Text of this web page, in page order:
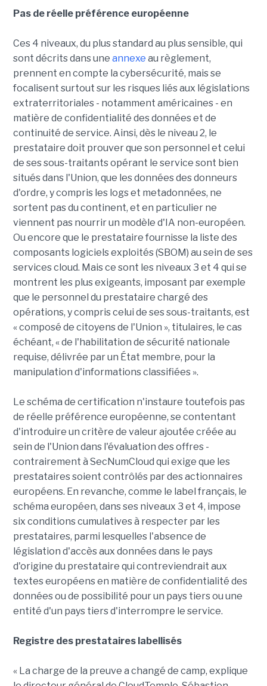
Pas de réelle préférence européenne
Ces 4 niveaux, du plus standard au plus sensible, qui
sont décrits dans une annexe au règlement,
prennent en compte la cybersécurité, mais se
focalisent surtout sur les risques liés aux législations
extraterritoriales - notamment américaines - en
matière de confidentialité des données et de
continuité de service. Ainsi, dès le niveau 2, le
prestataire doit prouver que son personnel et celui
de ses sous-traitants opérant le service sont bien
situés dans l'Union, que les données des donneurs
d'ordre, y compris les logs et metadonnées, ne
sortent pas du continent, et en particulier ne
viennent pas nourrir un modèle d'IA non-européen.
Ou encore que le prestataire fournisse la liste des
composants logiciels exploités (SBOM) au sein de ses
services cloud. Mais ce sont les niveaux 3 et 4 qui se
montrent les plus exigeants, imposant par exemple
que le personnel du prestataire chargé des
opérations, y compris celui de ses sous-traitants, est
« composé de citoyens de l'Union », titulaires, le cas
échéant, « de l'habilitation de sécurité nationale
requise, délivrée par un État membre, pour la
manipulation d'informations classifiées ».
Le schéma de certification n'instaure toutefois pas
de réelle préférence européenne, se contentant
d'introduire un critère de valeur ajoutée créée au
sein de l'Union dans l'évaluation des offres -
contrairement à SecNumCloud qui exige que les
prestataires soient contrôlés par des actionnaires
européens. En revanche, comme le label français, le
schéma européen, dans ses niveaux 3 et 4, impose
six conditions cumulatives à respecter par les
prestataires, parmi lesquelles l'absence de
législation d'accès aux données dans le pays
d'origine du prestataire qui contreviendrait aux
textes européens en matière de confidentialité des
données ou de possibilité pour un pays tiers ou une
entité d'un pays tiers d'interrompre le service.
Registre des prestataires labellisés
« La charge de la preuve a changé de camp, explique